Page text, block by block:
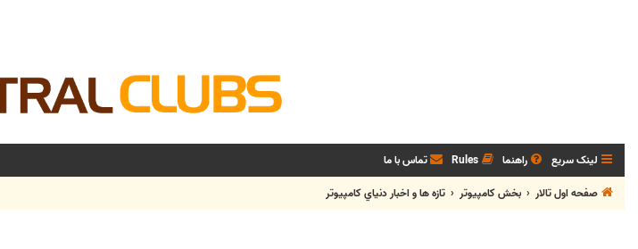
لینک سریع راهنما Rules تماس با ما
صفحه اول تالار
بخش كامپيوتر تازه ها و اخبار دنياي کامپيوتر